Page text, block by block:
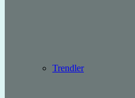
Trendler